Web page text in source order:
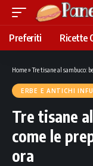
Preferiti Ricette
Home»Tre tisane al sambuco:
ERBE E ANTICHI
Tre tisane
come le
ora